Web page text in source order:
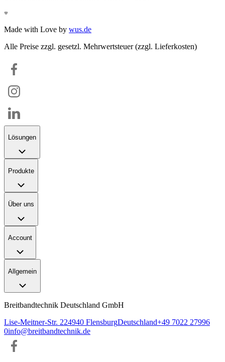
Made with Love by wus.de
Alle Preise zzgl. gesetzl. Mehrwertsteuer (zzgl. Lieferkosten)
Lösungen
Produkte
Über uns
Account
Allgemein
Breitbandtechnik Deutschland GmbH
Lise-Meitner-Str. 224940 FlensburgDeutschland+49 7022 27996
0info@breitbandtechnik.de